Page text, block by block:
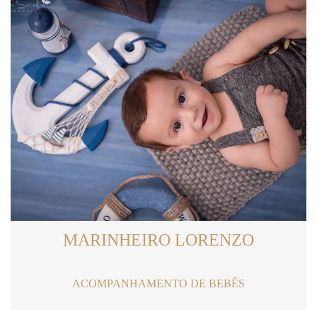
MARINHEIRO LORENZO
ACOMPANHAMENTO DE BEBÊS